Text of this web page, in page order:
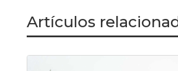
Artículos